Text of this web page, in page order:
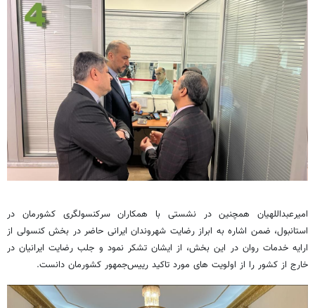
امیرعبداللهیان همچنین در نشستی با همکاران سرکنسولگری کشورمان در
استانبول، ضمن اشاره به ابراز رضایت شهروندان ایرانی حاضر در بخش کنسولی از
ارایه خدمات روان در این بخش، از ایشان تشکر نمود و جلب رضایت ایرانیان در
خارج از کشور را از اولویت های مورد تاکید رییس‌جمهور کشورمان دانست.